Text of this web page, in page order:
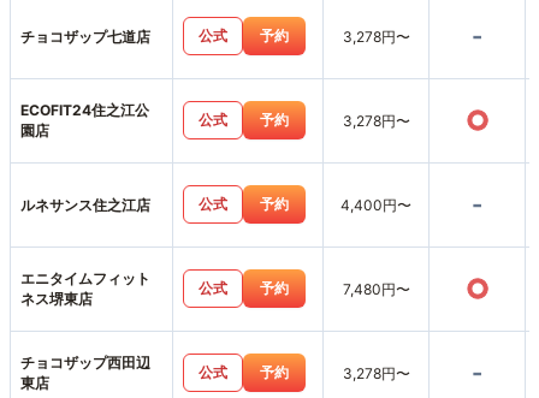
チョコザップ七道店 公式 予約 3,278円〜 -
ECOFIT24住之江公
園店
公式 予約 3,278円〜 ○
ルネサンス住之江店 公式 予約 4,400円〜 -
エニタイムフィット
ネス堺東店
公式 予約 7,480円〜 ○
チョコザップ西田辺
東店
公式 予約 3,278円〜 -